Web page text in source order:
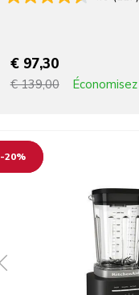
€ 97,30
€ 139,00 Économisez
-20%